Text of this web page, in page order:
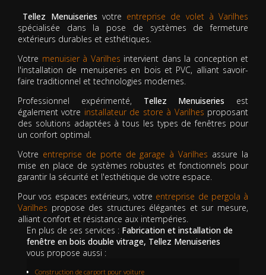
Tellez Menuiseries votre entreprise de volet à Varilhes
spécialisée dans la pose de systèmes de fermeture
extérieurs durables et esthétiques.
Votre menuisier à Varilhes intervient dans la conception et
l'installation de menuiseries en bois et PVC, alliant savoir-
faire traditionnel et technologies modernes.
Professionnel expérimenté, Tellez Menuiseries est
également votre installateur de store à Varilhes proposant
des solutions adaptées à tous les types de fenêtres pour
un confort optimal.
Votre entreprise de porte de garage à Varilhes assure la
mise en place de systèmes robustes et fonctionnels pour
garantir la sécurité et l'esthétique de votre espace.
Pour vos espaces extérieurs, votre entreprise de pergola à
Varilhes propose des structures élégantes et sur mesure,
alliant confort et résistance aux intempéries.
En plus de ses services : Fabrication et installation de
fenêtre en bois double vitrage, Tellez Menuiseries
vous propose aussi :
Construction de carport pour voiture